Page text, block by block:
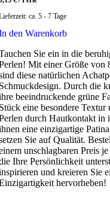
ca. 5 - 7 Tage
den Warenkorb
Sie ein in die
Mit einer Größe von
diese natürlichen
Durch die
beeindruckende grüne
eine besondere Textur
durch Hautkontakt in
eine einzigartige
Sie auf Qualität.
unschlagbaren Preis
Ihre Persönlichkeit
und kreieren Sie
hervorheben!